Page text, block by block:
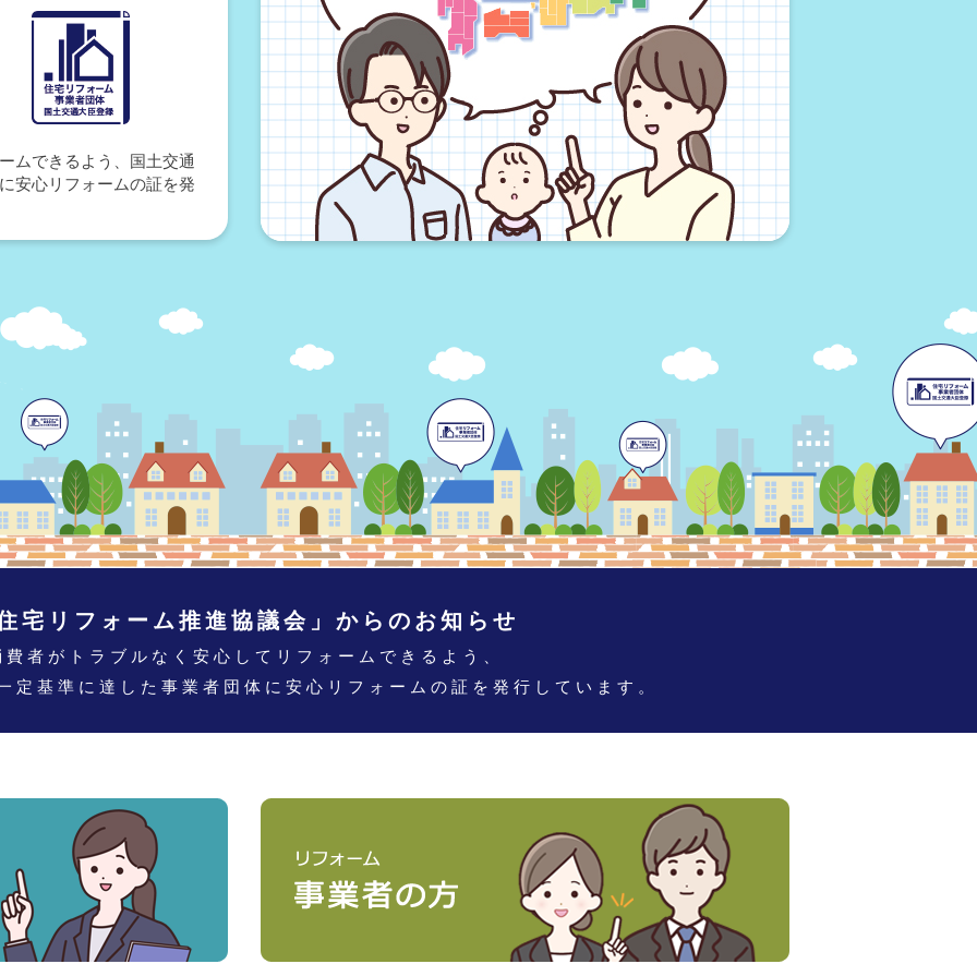
ムできるよう、国土交通
安心リフォームの証を発
宅リフォーム推進協議会」からのお知らせ
費者がトラブルなく安心してリフォームできるよう、
定基準に達した 事業者団体に安心リフォームの証を発行しています。